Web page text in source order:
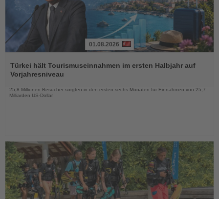
Sie
die
Nachrichten
01.08.2026
Türkei hält Tourismuseinnahmen im ersten Halbjahr auf
Vorjahresniveau
25,8 Millionen Besucher sorgten in den ersten sechs Monaten für Einnahmen von 25,7
Milliarden US-Dollar